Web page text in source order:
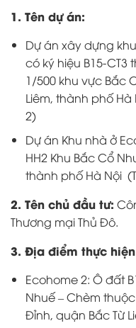
1. Tên dự án:
Dự án xây dựng
có ký hiệu B15-
1/500 khu vực Bắc
Liêm, thành phố
2)
Dự án Khu nhà ở
HH2 Khu Bắc Cổ
thành phố Hà Nội
2. Tên chủ đầu tư:
Thương mại Thủ Đô.
3. Địa điểm thực
Ecohome 2: Ô đất
Nhuế – Chèm
Đỉnh, quận Bắc Từ